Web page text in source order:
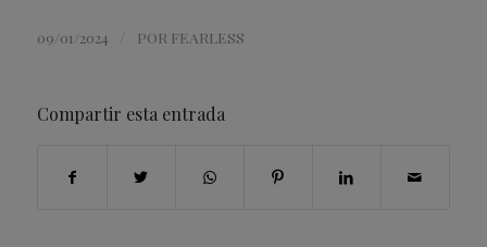
09/01/2024 POR FEARLESS
Compartir esta entrada